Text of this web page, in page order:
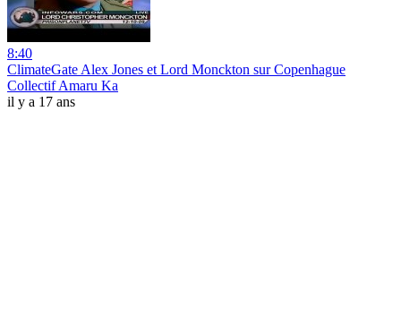
8:40
ClimateGate Alex Jones et Lord Monckton sur Copenhague
Collectif Amaru Ka
il y a 17 ans